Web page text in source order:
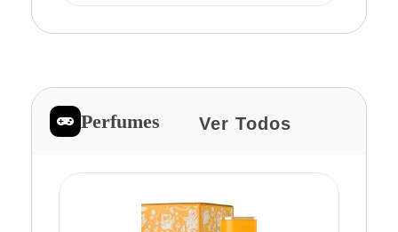
Perfumes Ver Todos